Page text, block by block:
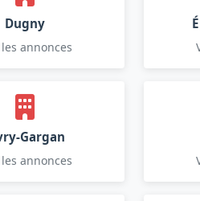
Dugny
annonces
Gargan
annonces